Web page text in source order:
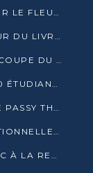
BRAZZAVILLE PROMET DE « SURVEILLER LE FLEUVE » APRÈS LA QUALIFICATION DE LA RDC AU MONDIAL
MÉDIAS ET ÉGALITÉ : UN DÉBAT AUTOUR DU LIVRE « CES FEMMES QUI REPRENNENT LE POUVOIR SUR LEUR VIE »
60 ANS APRÈS, LA RDC RETROUVE LA COUPE DU MONDE
CONGO TERMINAL FORME PLUS DE 100 ÉTUDIANTS AUX TECHNIQUES D’EMBAUCHE
INTELLIGENCE ÉCONOMIQUE : PATRICE PASSY THÉORISE UNE STRATÉGIE ADAPTÉE AUX CONTEXTES FRAGMENTÉS
PRÉSIDENTIELLE : LA COUR CONSTITUTIONNELLE CONFIRME LA VICTOIRE DE SASSOU NGUESSO AVEC 94,90 % DES SUFFRAGES
RDC : PLUS DE 500 AGENTS DE LA RTNC À LA RETRAITE, UNE PAGE SE TOURNE